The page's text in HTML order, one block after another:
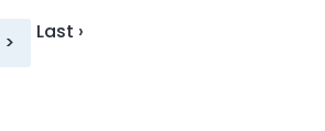
> Last ›